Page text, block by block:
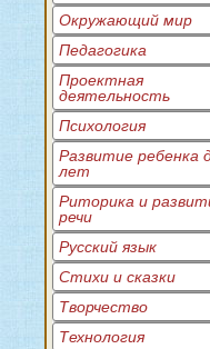
Окружающий мир
Педагогика
Проектная
деятельность
Психология
Развитие ребенка
лет
Риторика и
речи
Русский язык
Стихи и сказки
Творчество
Технология